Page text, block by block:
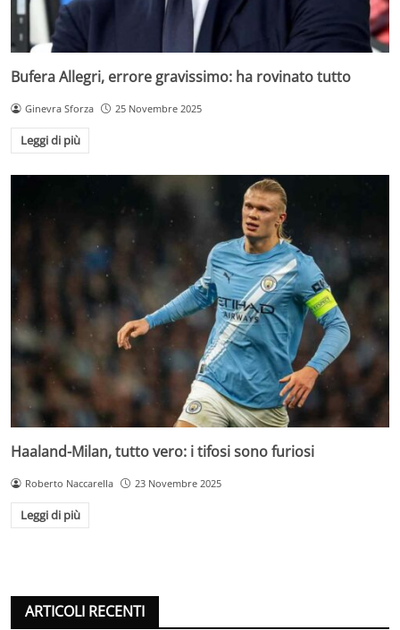
Bufera Allegri, errore gravissimo: ha rovinato tutto
Ginevra Sforza 25 Novembre 2025
Leggi di più
Haaland-Milan, tutto vero: i tifosi sono furiosi
Roberto Naccarella 23 Novembre 2025
Leggi di più
ARTICOLI RECENTI